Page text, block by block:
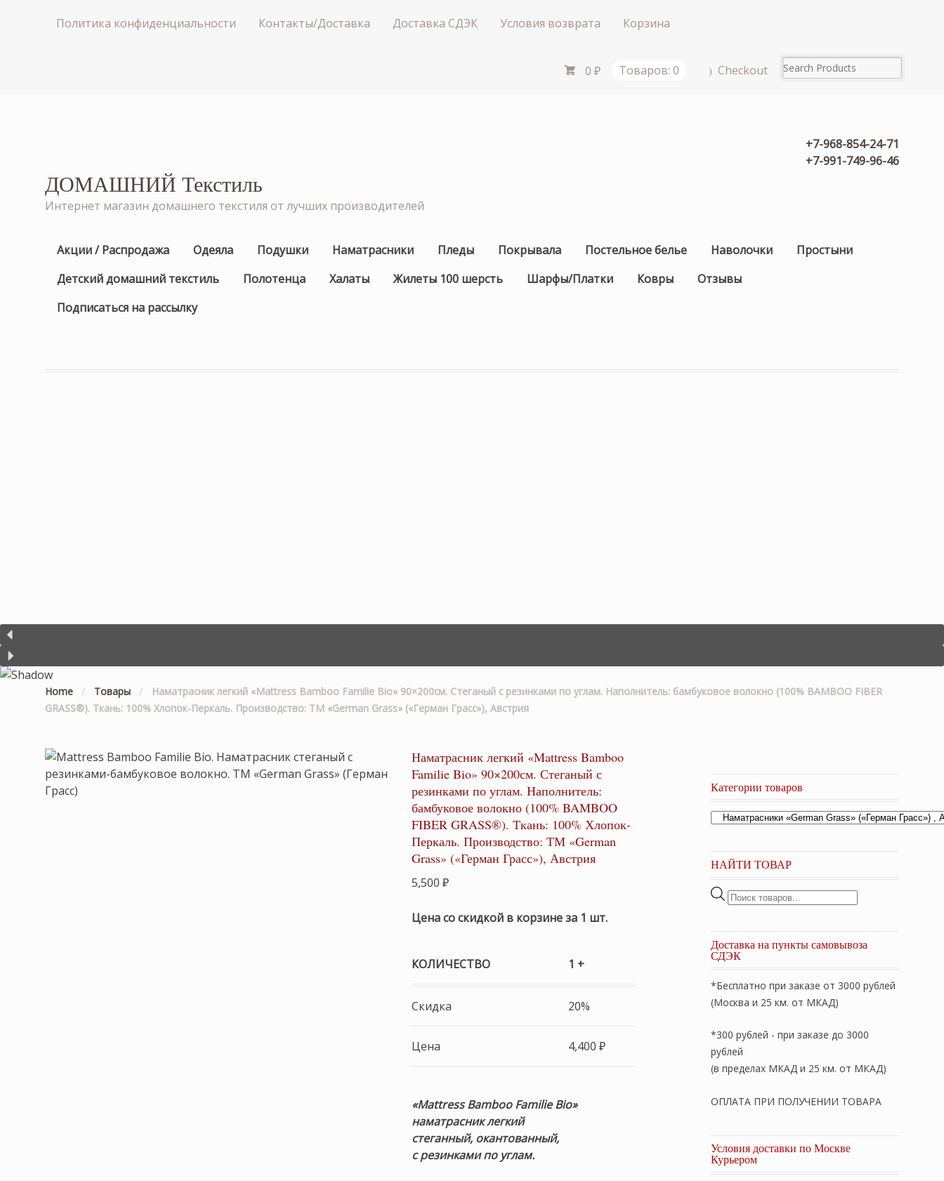
Политика конфиденциальности Контакты/Доставка Доставка СДЭК Условия возврата Корзина
0 ₽ Товаров: 0 Checkout
+7-968-854-24-71
+7-991-749-96-46
ДОМАШНИЙ Текстиль
Интернет магазин домашнего текстиля от лучших производителей
Акции / Распродажа Одеяла Подушки Наматрасники Пледы Покрывала Постельное белье Наволочки
Простыни
Детский домашний текстиль
Полотенца Халаты Жилеты 100 шерсть Шарфы/Платки Ковры
Отзывы
Подписаться на рассылку
Home / Товары /
Наматрасник легкий «Mattress Bamboo Familie Bio» 90×200см. Стеганый с резинками по углам. Наполнитель: бамбуковое волокно (100% BAMBOO FIBER
GRASS®). Ткань: 100% Хлопок-Перкаль. Производство: ТМ «German Grass» («Герман Грасс»), Австрия
Наматрасник легкий «Mattress Bamboo
Familie Bio» 90×200см. Стеганый с
резинками по углам. Наполнитель:
бамбуковое волокно (100% BAMBOO
FIBER GRASS®). Ткань: 100% Хлопок-
Перкаль. Производство: ТМ «German
Grass» («Герман Грасс»), Австрия
5,500 ₽
Цена со скидкой в корзине за 1 шт.
КОЛИЧЕСТВО 1 +
Скидка 20%
Цена 4,400 ₽
«Mattress Bamboo Familie Bio»
наматрасник легкий
стеганный, окантованный,
с резинками по углам.
Категории товаров
НАЙТИ ТОВАР
Поиск
Доставка на пункты самовывоза
СДЭК
*Бесплатно при заказе от 3000 рублей
(Москва и 25 км. от МКАД)
*300 рублей - при заказе до 3000
рублей
(в пределах МКАД и 25 км. от МКАД)
ОПЛАТА ПРИ ПОЛУЧЕНИИ ТОВАРА
Условия доставки по Москве
Курьером